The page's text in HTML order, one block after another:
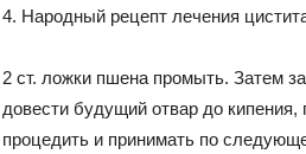
4. Народный рецепт лечения
2 ст. ложки пшена промыть. Затем
довести будущий отвар до
процедить и принимать по